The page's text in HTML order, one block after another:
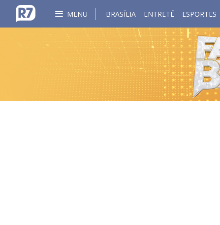
MENU BRASÍLIA ENTRETÊ ESPORTES